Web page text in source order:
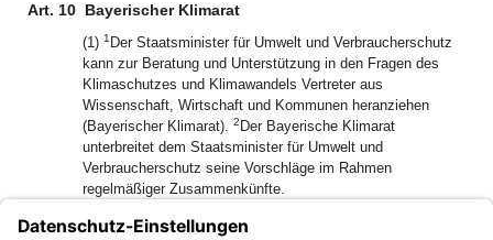
Art. 10 Bayerischer Klimarat
(1) 1 Der Staatsminister für Umwelt und Verbraucherschutz
kann zur Beratung und Unterstützung in den Fragen des
Klimaschutzes und Klimawandels Vertreter aus
Wissenschaft, Wirtschaft und Kommunen heranziehen
(Bayerischer Klimarat). 2 Der Bayerische Klimarat
unterbreitet dem Staatsminister für Umwelt und
Verbraucherschutz seine Vorschläge im Rahmen
regelmäßiger Zusammenkünfte.
(2) Die Mitglieder werden von dem Staatsminister für